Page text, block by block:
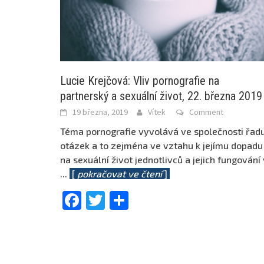
Lucie Krejčová: Vliv pornografie na
partnerský a sexuální život, 22. března 2019
19 března, 2019 Vítek Comment
Téma pornografie vyvolává ve společnosti
otázek a to zejména ve vztahu k jejímu dopadu
na sexuální život jednotlivců a jejich fungování
... [ pokračovat ve čtení]
Facebook
Twitter